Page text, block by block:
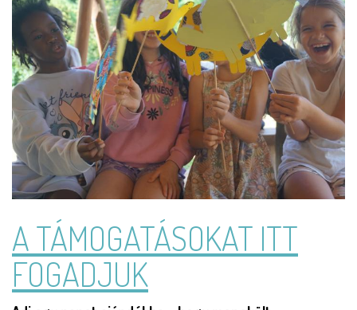
Törzs
A TÁMOGATÁSOKAT ITT
FOGADJUK